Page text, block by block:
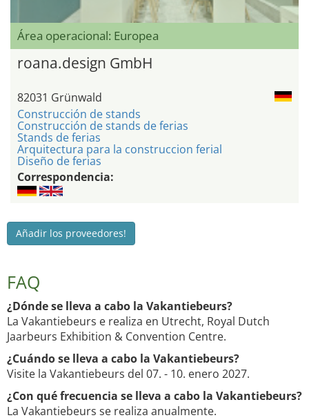
Área operacional: Europea
roana.design GmbH
82031 Grünwald
Construcción de stands
Construcción de stands de ferias
Stands de ferias
Arquitectura para la construccion ferial
Diseño de ferias
Correspondencia:
Añadir los proveedores!
FAQ
¿Dónde se lleva a cabo la Vakantiebeurs?
La Vakantiebeurs e realiza en Utrecht, Royal Dutch
Jaarbeurs Exhibition & Convention Centre.
¿Cuándo se lleva a cabo la Vakantiebeurs?
Visite la Vakantiebeurs del 07. - 10. enero 2027.
¿Con qué frecuencia se lleva a cabo la Vakantiebeurs?
La Vakantiebeurs se realiza anualmente.